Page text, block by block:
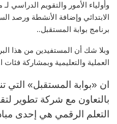
وأولياء الأمور والتقويم الدراسي
الابتدائي وإضافة الأنشطة ورصد
برنامج بوابة المستقبل..
وبلا شك أن المستفيدين من هذا
العملية والتعليمية وبمشاركة
ان «بوابة المستقبل» التي
بالتعاون مع شركة تطوير
التعلم الرقمي هي إحدى